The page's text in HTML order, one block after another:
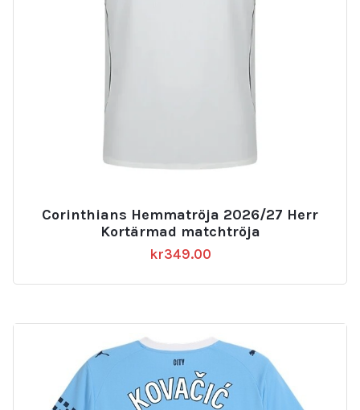
Corinthians Hemmatröja 2026/27 Herr
Kortärmad matchtröja
kr349.00